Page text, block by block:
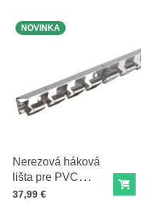
Nerezová háková
lišta pre PVC
závesy - 200cm
Cena s DPH
37,99 € Do
NOVINKA